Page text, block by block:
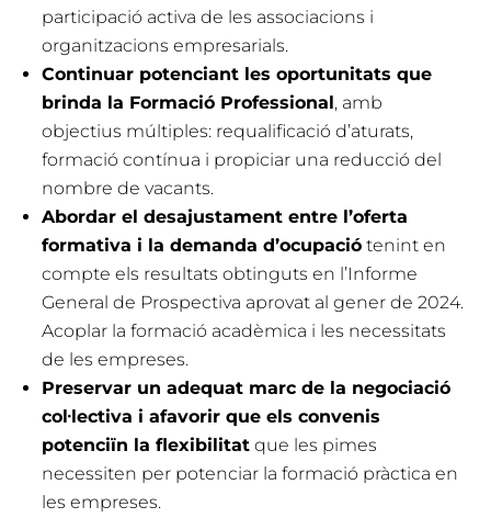
participació activa de les associacions i
organitzacions empresarials.
Continuar potenciant les oportunitats que
brinda la Formació Professional, amb
objectius múltiples: requalificació d’aturats,
formació contínua i propiciar una reducció del
nombre de vacants.
Abordar el desajustament entre l’oferta
formativa i la demanda d’ocupació tenint en
compte els resultats obtinguts en l’Informe
General de Prospectiva aprovat al gener de 2024.
Acoplar la formació acadèmica i les necessitats
de les empreses.
Preservar un adequat marc de la negociació
col·lectiva i afavorir que els convenis
potenciïn la flexibilitat que les pimes
necessiten per potenciar la formació pràctica en
les empreses.